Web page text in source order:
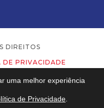
DIREITOS
DE PRIVACIDADE
uma melhor experiência
de Privacidade